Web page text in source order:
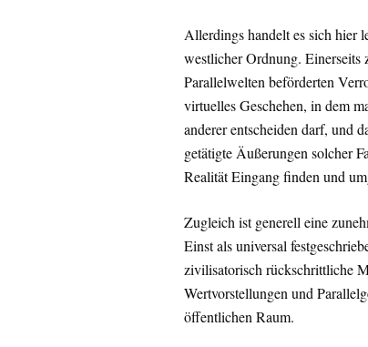
Allerdings handelt es sich hier
westlicher Ordnung. Einerseits
Parallelwelten beförderten
virtuelles Geschehen, in dem
anderer entscheiden darf, und
getätigte Äußerungen solcher
Realität Eingang finden und
Zugleich ist generell eine
Einst als universal
zivilisatorisch rückschrittliche
Wertvorstellungen und
öffentlichen Raum.